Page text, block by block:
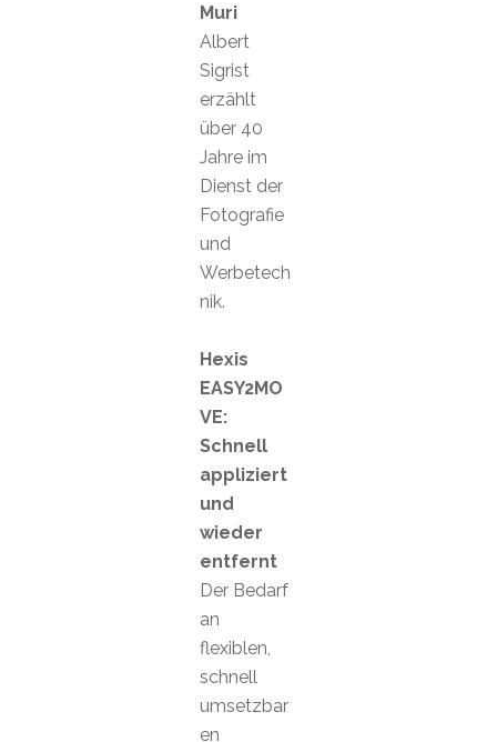
Muri
Albert
Sigrist
erzählt
über 40
Jahre im
Dienst der
Fotografie
und
Werbetech
nik.
Hexis
EASY2MO
VE:
Schnell
appliziert
und
wieder
entfernt
Der Bedarf
an
flexiblen,
schnell
umsetzbar
en